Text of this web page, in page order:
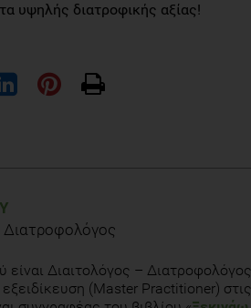
υψηλής διατροφικής αξίας!
Washington, DC. 10 Enjoy
enjoy-vegetarian-meals
diets. Practice Guideline J Am Diet
Διατροφολόγος
είναι Διαιτολόγος –
(Master Practitioner)